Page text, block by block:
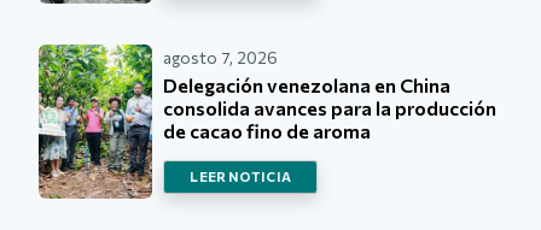
agosto 7, 2026
Delegación venezolana en China
consolida avances para la producción
de cacao fino de aroma
LEER NOTICIA